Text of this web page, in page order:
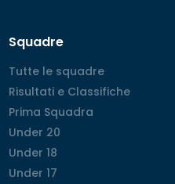
Squadre
Tutte le squadre
Tutte le squadre
Risultati e Classifiche
Risultati e Classifiche
Prima Squadra
Prima Squadra
Under 20
Under 20
Under 18
Under 18
Under 17
Under 17